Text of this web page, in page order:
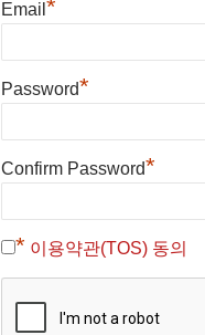
Email *
Password*
Confirm Password*
* 이용약관(TOS) 동의